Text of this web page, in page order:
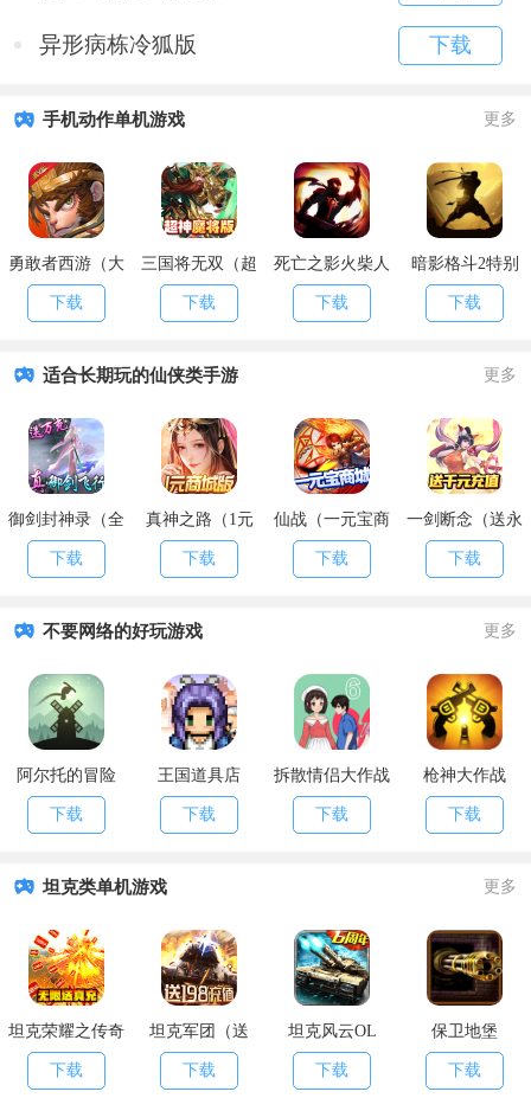
异形病栋冷狐版 下载
手机动作单机游戏 更多
勇敢者西游（大
乱斗）
下载
三国将无双（超
神魔将版）
下载
死亡之影火柴人
格斗
下载
暗影格斗2特别
版
下载
适合长期玩的仙侠类手游 更多
御剑封神录（全
民送万充）
下载
真神之路（1元
商城特权）
下载
仙战（一元宝商
城）
下载
一剑断念（送永
抽永充）
下载
不要网络的好玩游戏 更多
阿尔托的冒险
下载
王国道具店
下载
拆散情侣大作战
6
下载
枪神大作战
下载
坦克类单机游戏 更多
坦克荣耀之传奇
王者（日送真
充）
下载
坦克军团（送
198充值卡）
下载
坦克风云OL
下载
保卫地堡
下载